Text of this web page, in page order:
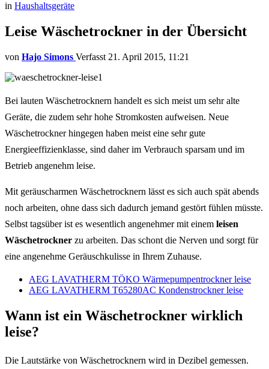
in Haushaltsgeräte
Leise Wäschetrockner in der Übersicht
von Hajo Simons 21. April 2015, 11:21
Bei lauten Wäschetrocknern handelt es sich meist um sehr alte
Geräte, die zudem sehr hohe Stromkosten aufweisen. Neue
Wäschetrockner hingegen haben meist eine sehr gute
Energieeffizienklasse, sind daher im Verbrauch sparsam und im
Betrieb angenehm leise.
Mit geräuscharmen Wäschetrocknern lässt es sich auch spät abends
noch arbeiten, ohne dass sich dadurch jemand gestört fühlen müsste.
Selbst tagsüber ist es wesentlich angenehmer mit einem leisen
Wäschetrockner zu arbeiten. Das schont die Nerven und sorgt für
eine angenehme Geräuschkulisse in Ihrem Zuhause.
AEG LAVATHERM TÖKO Wärmepumpentrockner leise
AEG LAVATHERM T65280AC Kondenstrockner leise
Wann ist ein Wäschetrockner wirklich
leise?
Die Lautstärke von Wäschetrocknern wird in Dezibel gemessen.